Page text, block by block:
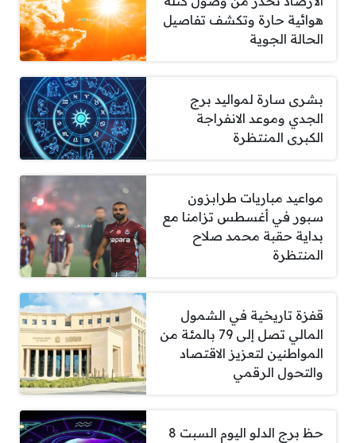
هوائية حارة وتكشف تفاصيل
الحالة الجوية
بشرى سارة لمواليد برج
الجدي وموعد الانفراجة
الكبرى المنتظرة
مواعيد مباريات طرابزون
سبور في أغسطس تزامنا مع
بداية حقبة محمد صلاح
المنتظرة
قفزة تاريخية في الشمول
المالي تصل إلى 79 بالمئة من
المواطنين لتعزيز الاقتصاد
والتحول الرقمي
حظ برج الدلو اليوم السبت 8